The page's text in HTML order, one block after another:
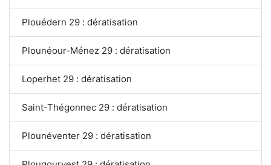
Plouédern 29 : dératisation
Plounéour-Ménez 29 : dératisation
Loperhet 29 : dératisation
Saint-Thégonnec 29 : dératisation
Plounéventer 29 : dératisation